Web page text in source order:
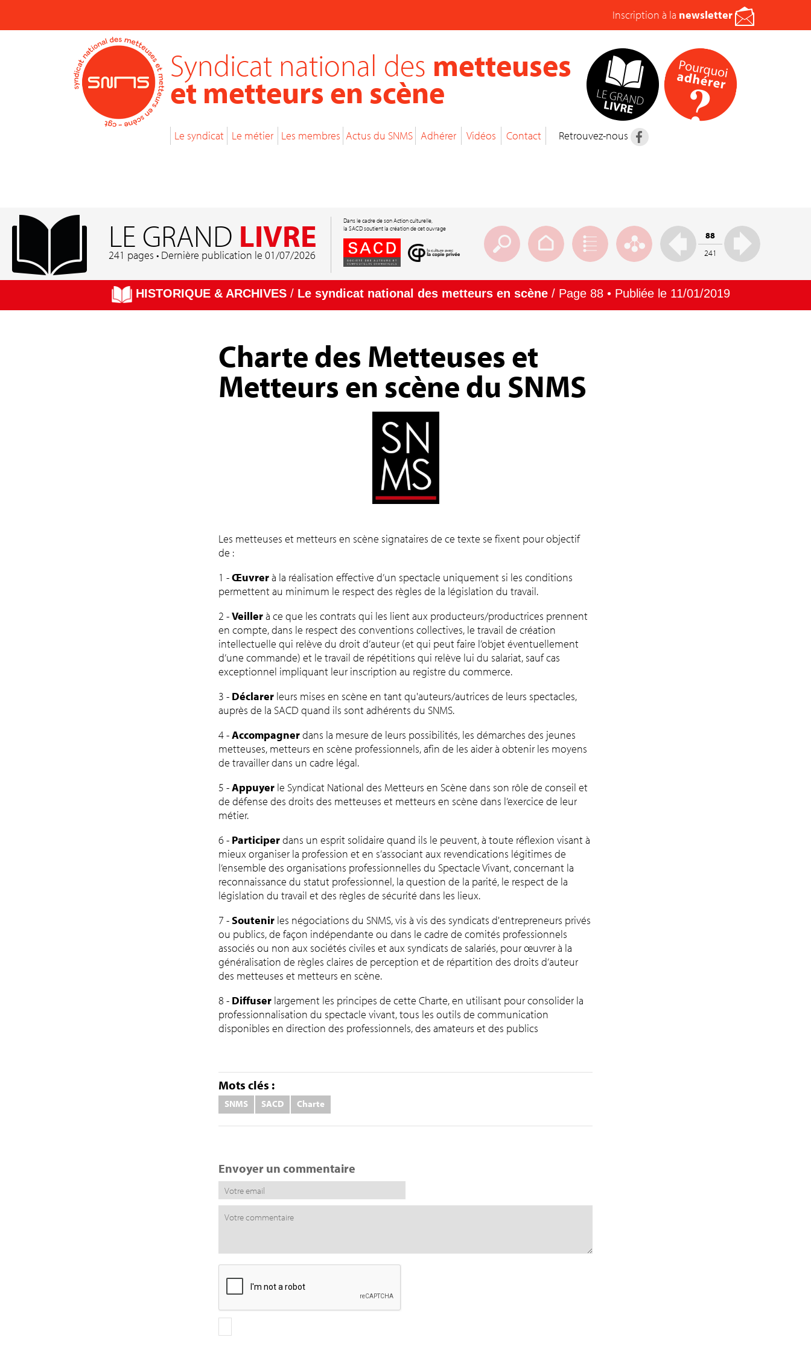
Inscription à la newsletter
Syndicat national des metteuses
et metteurs en scène
Le syndicat Le métier Les membres Actus du SNMS Adhérer Vidéos Contact Retrouvez-nous
LE GRAND LIVRE
241 pages • Dernière publication le 01/07/2026
Dans le cadre de son Action culturelle,
la SACD soutient la création de cet ouvrage
88
241
HISTORIQUE & ARCHIVES / Le syndicat national des metteurs en scène / Page 88 • Publiée le 11/01/2019
Charte des Metteuses et
Metteurs en scène du SNMS
Les metteuses et metteurs en scène signataires de ce texte se fixent pour objectif
de :
1 -Œuvrerà la réalisation effective d’un spectacle uniquement si les conditions
permettent au minimum le respect des règles de la législation du travail.
2 -Veillerà ce que les contrats qui les lient aux producteurs/productrices prennent
en compte, dans le respect des conventions collectives, le travail de création
intellectuelle qui relève du droit d’auteur (et qui peut faire l’objet éventuellement
d’une commande) et le travail de répétitions qui relève lui du salariat, sauf cas
exceptionnel impliquant leur inscription au registre du commerce.
3 - Déclarer leurs mises en scène en tant qu'auteurs/autrices de leurs spectacles,
auprès de la SACD quand ils sont adhérents du SNMS.
4 -Accompagnerdans la mesure de leurs possibilités, les démarches des jeunes
metteuses, metteurs en scène professionnels, afin de les aider à obtenir les moyens
de travailler dans un cadre légal.
5 -Appuyer le Syndicat National des Metteurs en Scène dans son rôle de conseil et
de défense des droits des metteuses et metteurs en scène dans l’exercice de leur
métier.
6 - Participerdans un esprit solidaire quand ils le peuvent, à toute réflexion visant à
mieux organiser la profession et en s’associant aux revendications légitimes de
l’ensemble des organisations professionnelles du Spectacle Vivant, concernant la
reconnaissance du statut professionnel, la question de la parité, le respect de la
législation du travail et des règles de sécurité dans les lieux.
7 -Soutenir les négociations du SNMS, vis à vis des syndicats d'entrepreneurs privés
ou publics, de façon indépendante ou dans le cadre de comités professionnels
associés ou non aux sociétés civiles et aux syndicats de salariés, pour œuvrer à la
généralisation de règles claires de perception et de répartition des droits d’auteur
des metteuses et metteurs en scène.
8 - Diffuser largement les principes de cette Charte, en utilisant pour consolider la
professionnalisation du spectacle vivant, tous les outils de communication
disponibles en direction des professionnels, des amateurs et des publics
Mots clés :
SNMS SACD Charte
Envoyer un commentaire